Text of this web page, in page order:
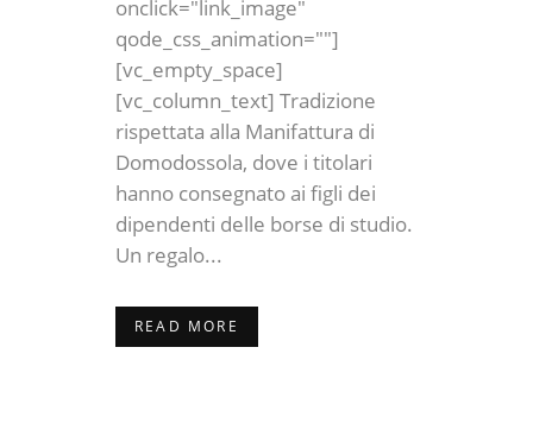
onclick="link_image"
qode_css_animation=""]
[vc_empty_space]
[vc_column_text] Tradizione
rispettata alla Manifattura di
Domodossola, dove i titolari
hanno consegnato ai figli dei
dipendenti delle borse di studio.
Un regalo...
READ MORE